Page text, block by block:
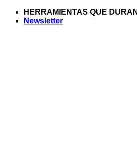
Saltar
HERRAMIENTAS QUE
Newsletter